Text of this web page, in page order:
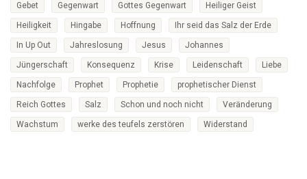
Gebet Gegenwart Gottes Gegenwart Heiliger Geist
Heiligkeit Hingabe Hoffnung Ihr seid das Salz der Erde
In Up Out Jahreslosung Jesus Johannes
Jüngerschaft Konsequenz Krise Leidenschaft Liebe
Nachfolge Prophet Prophetie prophetischer Dienst
Reich Gottes Salz Schon und noch nicht Veränderung
Wachstum werke des teufels zerstören Widerstand